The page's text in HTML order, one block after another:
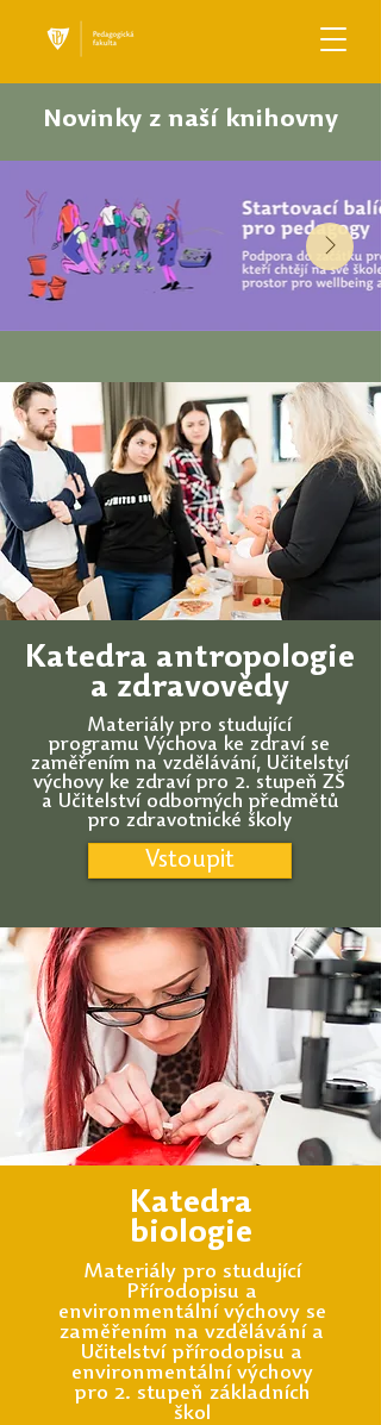
Novinky z naší knihovny
Katedra antropologie
a zdravovědy
Materiály pro studující
programu Výchova ke zdraví se
zaměřením na vzdělávání, Učitelství
výchovy ke zdraví pro 2. stupeň ZŠ
a Učitelství odborných předmětů
pro zdravotnické školy
Vstoupit
Katedra
biologie
Materiály pro studující
Přírodopisu a
environmentální výchovy se
zaměřením na vzdělávání a
Učitelství přírodopisu a
environmentální výchovy
pro 2. stupeň základních
škol